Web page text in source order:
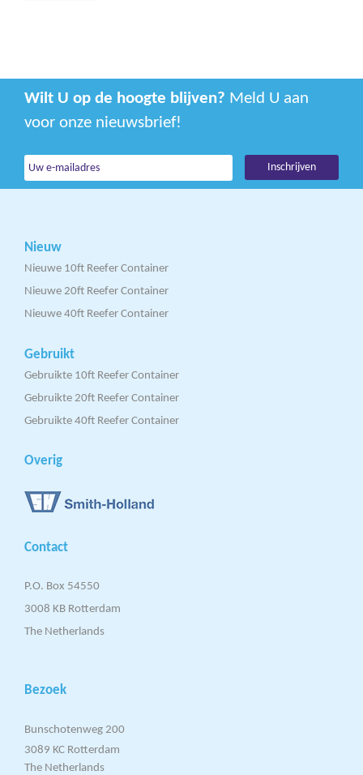
Wilt U op de hoogte blijven? Meld U aan
voor onze nieuwsbrief!
Nieuw
Nieuwe 10ft Reefer Container
Nieuwe 20ft Reefer Container
Nieuwe 40ft Reefer Container
Gebruikt
Gebruikte 10ft Reefer Container
Gebruikte 20ft Reefer Container
Gebruikte 40ft Reefer Container
Overig
Contact
P.O. Box 54550
3008 KB Rotterdam
The Netherlands​
Bezoek
Bunschotenweg 200
3089 KC Rotterdam
The Netherlands